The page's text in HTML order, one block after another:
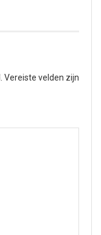
Vereiste velden zijn